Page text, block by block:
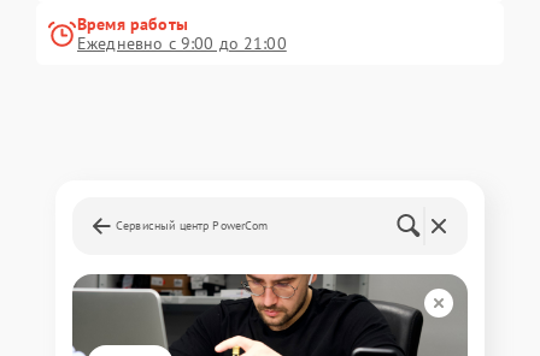
Время работы
Ежедневно с 9:00 до 21:00
Сервисный центр PowerCom